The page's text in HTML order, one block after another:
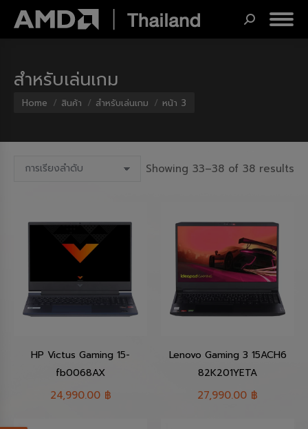
Search:
สำหรับเล่นเกม
You are here:
Home สินค้า สำหรับเล่นเกม หน้า 3
Showing 33–38 of 38 results
HP Victus Gaming 15-
fb0068AX
24,990.00 ฿
Lenovo Gaming 3 15ACH6
82K201YETA
27,990.00 ฿